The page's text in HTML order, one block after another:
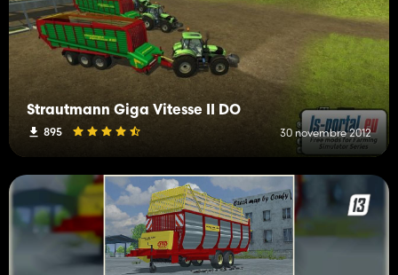
Strautmann Giga Vitesse II DO
895 30 novembre 2012